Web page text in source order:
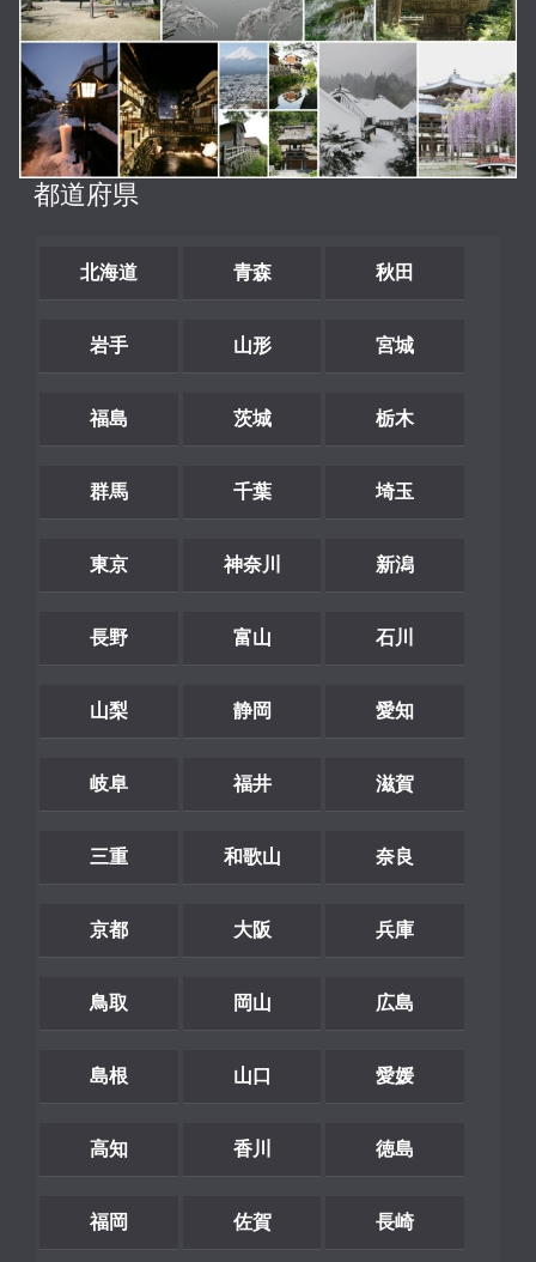
都道府県
北海道 青森 秋田
岩手 山形 宮城
福島 茨城 栃木
群馬 千葉 埼玉
東京 神奈川 新潟
長野 富山 石川
山梨 静岡 愛知
岐阜 福井 滋賀
三重 和歌山 奈良
京都 大阪 兵庫
鳥取 岡山 広島
島根 山口 愛媛
高知 香川 徳島
福岡 佐賀 長崎